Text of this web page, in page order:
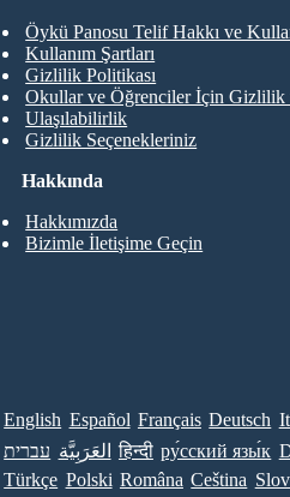
Hakkında
Hakkımızda
Bizimle İletişime Geçin
Öykü Panosu Telif Hakkı ve
Kullanım Şartları
Gizlilik Politikası
Okullar ve Öğrenciler İçin Gizlilik
Ulaşılabilirlik
Gizlilik Seçenekleriniz
English Español Français Deutsch
עברית العَرَبِيَّة हिन्दी ру́сский язы́к
Türkçe Polski Româna Ceština